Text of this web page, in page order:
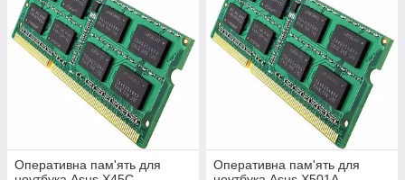
Оперативна пам'ять для
Оперативна пам'ять для